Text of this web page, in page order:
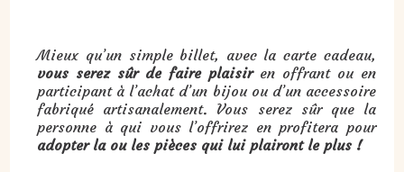
Mieux qu’un simple billet, avec la carte cadeau,
vous serez sûr de faire plaisiren offrant ou en
participant à l’achat d’un bijou ou d’un accessoire
fabriqué artisanalement. Vous serez sûr que la
personne à qui vous l’offrirez en profitera pour
adopter la ou les pièces qui lui plairont le plus !